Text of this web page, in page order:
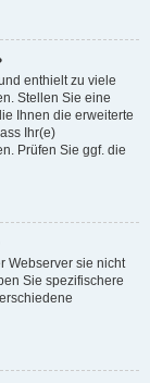
enthielt zu viele
Stellen Sie eine
Ihnen die erweiterte
Ihr(e)
Prüfen Sie ggf. die
Webserver sie nicht
Sie spezifischere